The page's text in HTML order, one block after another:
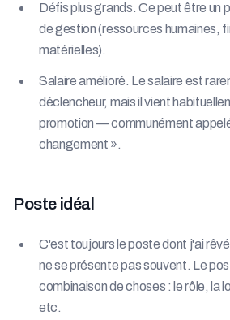
Défis plus grands. Ce peut être un
de gestion (ressources humaines,
matérielles).
Salaire amélioré. Le salaire est
déclencheur, mais il vient
promotion — communément
changement ».
Poste idéal
C'est toujours le poste dont j'ai
ne se présente pas souvent. Le
combinaison de choses : le rôle, la
etc.